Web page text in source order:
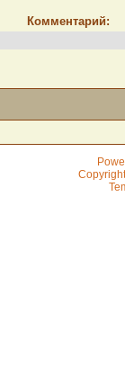
Комментарий: